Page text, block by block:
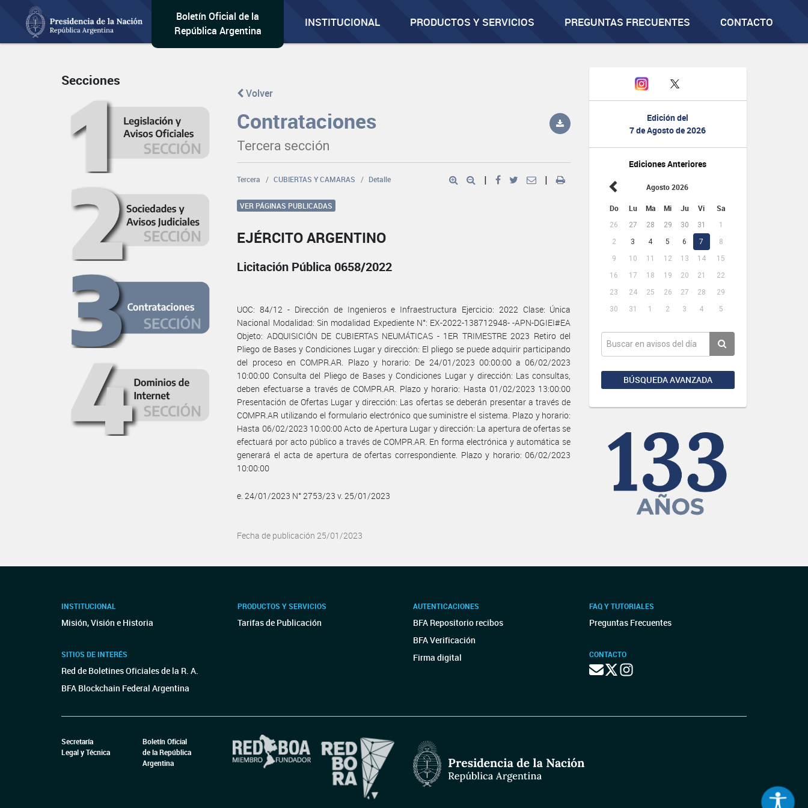
Boletín Oficial de la
República Argentina
INSTITUCIONAL PRODUCTOS Y SERVICIOS PREGUNTAS FRECUENTES CONTACTO
Edición del
7 de Agosto de 2026
Ediciones Anteriores
Agosto 2026
Do Lu Ma Mi Ju Vi Sa
26 27 28 29 30 31
1
2
3 4 5 6 7
8
9
10 11 12 13 14
15
16
17 18 19 20 21
22
23
24 25 26 27 28
29
30
31 1 2 3 4 5
BÚSQUEDA AVANZADA
Secciones
Volver
Contrataciones
Tercera sección
Tercera CUBIERTAS Y CAMARAS Detalle | |
VER PÁGINAS PUBLICADAS
EJÉRCITO ARGENTINO
Licitación Pública 0658/2022
UOC: 84/12 - Dirección de Ingenieros e Infraestructura Ejercicio: 2022 Clase: Única
Nacional Modalidad: Sin modalidad Expediente N°: EX-2022-138712948- -APN-DGIEI#EA
Objeto: ADQUISICIÓN DE CUBIERTAS NEUMÁTICAS - 1ER TRIMESTRE 2023 Retiro del
Pliego de Bases y Condiciones Lugar y dirección: El pliego se puede adquirir participando
del proceso en COMPR.AR. Plazo y horario: De 24/01/2023 00:00:00 a 06/02/2023
10:00:00 Consulta del Pliego de Bases y Condiciones Lugar y dirección: Las consultas,
deben efectuarse a través de COMPR.AR. Plazo y horario: Hasta 01/02/2023 13:00:00
Presentación de Ofertas Lugar y dirección: Las ofertas se deberán presentar a través de
COMPR.AR utilizando el formulario electrónico que suministre el sistema. Plazo y horario:
Hasta 06/02/2023 10:00:00 Acto de Apertura Lugar y dirección: La apertura de ofertas se
efectuará por acto público a través de COMPR.AR. En forma electrónica y automática se
generará el acta de apertura de ofertas correspondiente. Plazo y horario: 06/02/2023
10:00:00
e. 24/01/2023 N° 2753/23 v. 25/01/2023
Fecha de publicación 25/01/2023
INSTITUCIONAL
Misión, Visión e Historia
SITIOS DE INTERÉS
Red de Boletines Oficiales de la R. A.
BFA Blockchain Federal Argentina
PRODUCTOS Y SERVICIOS
Tarifas de Publicación
AUTENTICACIONES
BFA Repositorio recibos
BFA Verificación
Firma digital
FAQ Y TUTORIALES
Preguntas Frecuentes
CONTACTO
Secretaría
Legal y Técnica
Boletín Oficial
de la República
Argentina